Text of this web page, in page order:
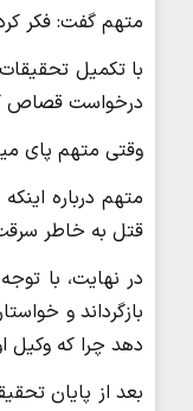
متهم گفت: فکر
درخواست قصاص
وقتی متهم پای
متهم درباره
قتل به خاطر
در نهایت، با
بازگرداند و
دهد چرا که وکیل
بعد از پایان